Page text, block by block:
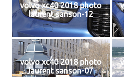
volvo xc40 2018 photo
laurent sanson-12
volvo xc40 2018 photo
laurent sanson-07